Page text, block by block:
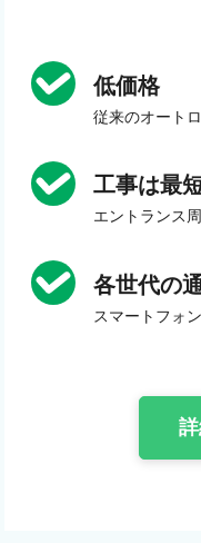
低価格
従来のオート
工事は最
エントランス
各世代の
スマートフォ